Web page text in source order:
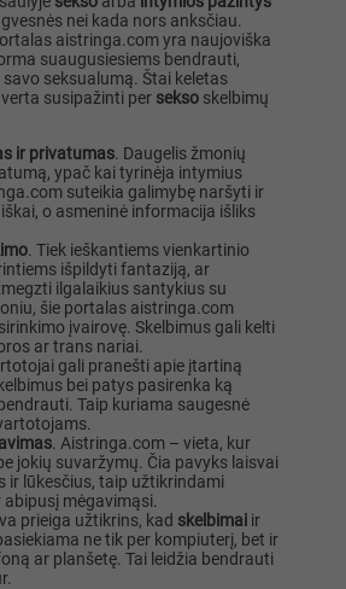
nei kada nors anksčiau.
aistringa.com yra naujoviška
suaugusiesiems bendrauti,
seksualumą. Štai keletas
susipažinti per seksoskelbimų
ir privatumas. Daugelis žmonių
ypač kai tyrinėja intymius
suteikia galimybę naršyti ir
o asmeninė informacija išliks
. Tiek ieškantiems vienkartinio
išpildyti fantaziją, ar
ilgalaikius santykius su
šie portalas aistringa.com
įvairovę. Skelbimus gali kelti
ar trans nariai.
gali pranešti apie įtartiną
bei patys pasirenka ką
Taip kuriama saugesnė
. Aistringa.com – vieta, kur
jokių suvaržymų. Čia pavyks laisvai
ir lūkesčius, taip užtikrindami
mėgavimąsi.
prieiga užtikrins, kad skelbimaiir
ne tik per kompiuterį, bet ir
ar planšetę. Tai leidžia bendrauti